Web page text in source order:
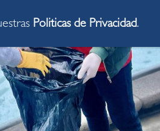
Politicas de Privacidad.